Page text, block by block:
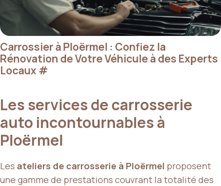
Carrossier à Ploërmel : Confiez la
Rénovation de Votre Véhicule à des Experts
Locaux #
Les services de carrosserie
auto incontournables à
Ploërmel
Les ateliers de carrosserie à Ploërmel proposent
une gamme de prestations couvrant la totalité des